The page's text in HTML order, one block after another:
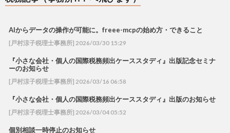
AIからデータの操作が可能に。freee-mcpの始め方・できること
[戸村涼子税理士事務所] 2026/03/30 15:29
『小さな会社・個人の国際税務頻出ケーススタディ』出版記念セミナ
ーのお知らせ
[戸村涼子税理士事務所] 2026/03/16 06:58
『小さな会社・個人の国際税務頻出ケーススタディ』出版のお知らせ
[戸村涼子税理士事務所] 2026/03/04 05:52
個別相談一時停止のお知らせ